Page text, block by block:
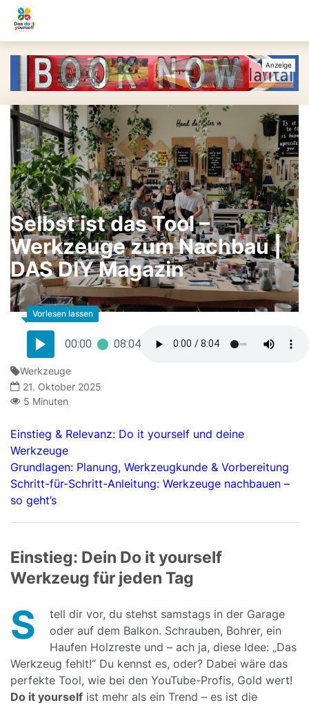
Selbst ist das Tool –
Werkzeuge zum Nachbau |
DAS DIY Magazin
00:00 08:04
Werkzeuge
21. Oktober 2025
5 Minuten
Einstieg & Relevanz: Do it yourself und deine
Werkzeuge
Grundlagen: Planung, Werkzeugkunde & Vorbereitung
Schritt-für-Schritt-Anleitung: Werkzeuge nachbauen –
so geht’s
Einstieg: Dein Do it yourself
Werkzeug für jeden Tag
S
tell dir vor, du stehst samstags in der Garage
oder auf dem Balkon. Schrauben, Bohrer, ein
Haufen Holzreste und – ach ja, diese Idee: „Das
Werkzeug fehlt!“ Du kennst es, oder? Dabei wäre das
perfekte Tool, wie bei den YouTube-Profis, Gold wert!
Do it yourself ist mehr als ein Trend – es ist die